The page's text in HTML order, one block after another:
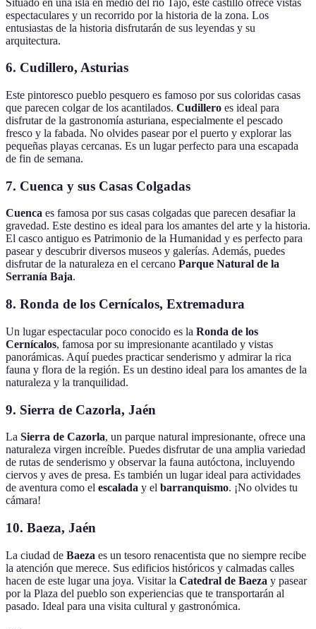
espectaculares y un recorrido por la historia de la zona. Los
entusiastas de la historia disfrutarán de sus leyendas y su
arquitectura.
6. Cudillero, Asturias
Este pintoresco pueblo pesquero es famoso por sus coloridas casas
que parecen colgar de los acantilados. Cudillero es ideal para
disfrutar de la gastronomía asturiana, especialmente el pescado
fresco y la fabada. No olvides pasear por el puerto y explorar las
pequeñas playas cercanas. Es un lugar perfecto para una escapada
de fin de semana.
7. Cuenca y sus Casas Colgadas
Cuenca es famosa por sus casas colgadas que parecen desafiar la
gravedad. Este destino es ideal para los amantes del arte y la historia.
El casco antiguo es Patrimonio de la Humanidad y es perfecto para
pasear y descubrir diversos museos y galerías. Además, puedes
disfrutar de la naturaleza en el cercano Parque Natural de la
Serranía Baja.
8. Ronda de los Cernícalos, Extremadura
Un lugar espectacular poco conocido es la Ronda de los
Cernícalos, famosa por su impresionante acantilado y vistas
panorámicas. Aquí puedes practicar senderismo y admirar la rica
fauna y flora de la región. Es un destino ideal para los amantes de la
naturaleza y la tranquilidad.
9. Sierra de Cazorla, Jaén
La Sierra de Cazorla, un parque natural impresionante, ofrece una
naturaleza virgen increíble. Puedes disfrutar de una amplia variedad
de rutas de senderismo y observar la fauna autóctona, incluyendo
ciervos y aves de presa. Es también un lugar ideal para actividades
de aventura como el escalada y el barranquismo. ¡No olvides tu
cámara!
10. Baeza, Jaén
La ciudad de Baeza es un tesoro renacentista que no siempre recibe
la atención que merece. Sus edificios históricos y calmadas calles
hacen de este lugar una joya. Visitar la Catedral de Baeza y pasear
por la Plaza del pueblo son experiencias que te transportarán al
pasado. Ideal para una visita cultural y gastronómica.